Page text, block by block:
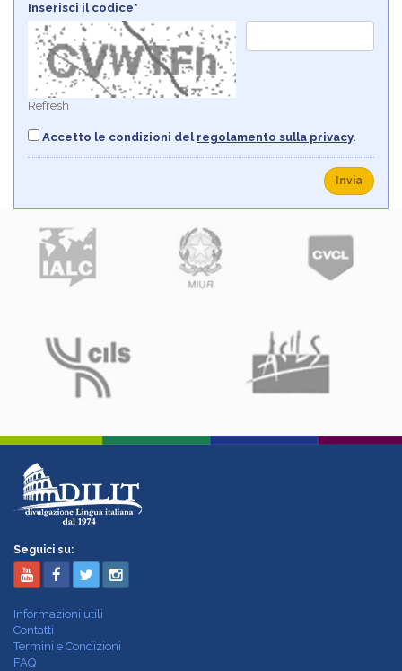
Inserisci il codice*
Refresh
Accetto le condizioni del regolamento sulla privacy.
Invia
Seguici su:
Informazioni utili
Contatti
Termini e Condizioni
FAQ